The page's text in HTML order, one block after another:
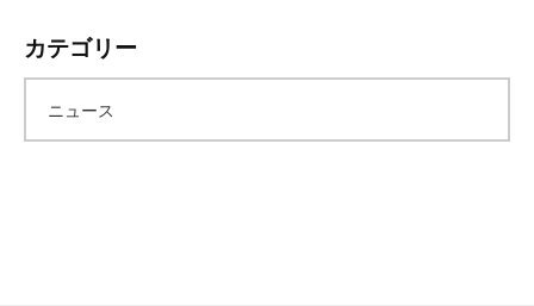
カ
イ
カテゴリー
ニュース